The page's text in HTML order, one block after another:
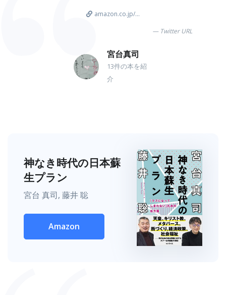
amazon.co.jp/...
Twitter URL
宮台真司
13件の本を紹
介
神なき時代の日本蘇
生プラン
宮台 真司, 藤井 聡
Amazon